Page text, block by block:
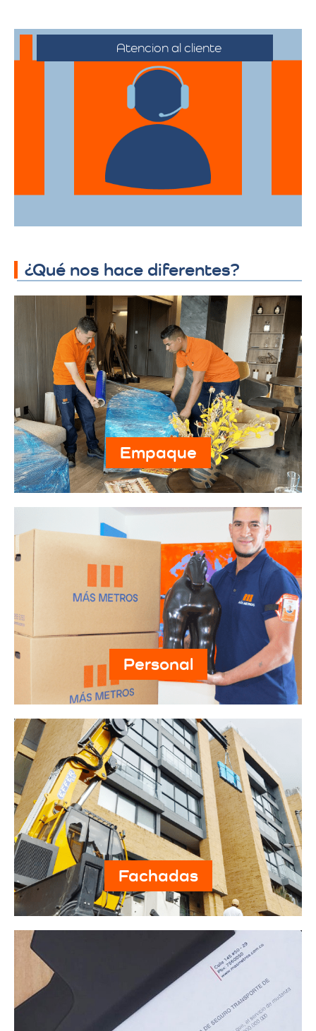
Atencion al cliente
Desde el primer contacto hasta la
finalización de la mudanza, se ofrece un
servicio al cliente excepcional,
adaptándose a sus horarios y
necesidades específicas.
¿Qué nos hace diferentes?
Empaque
Personal
Fachadas